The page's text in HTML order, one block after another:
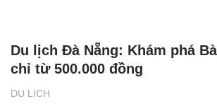
DU LỊCH
Du lịch Đà Nẵng: Khám phá
chỉ từ 500.000 đồng